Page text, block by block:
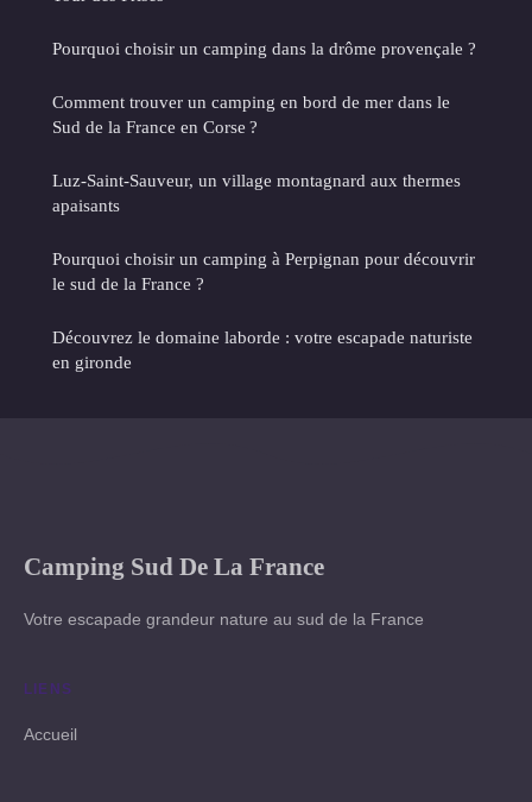
Pourquoi choisir un camping dans la drôme provençale ?
Comment trouver un camping en bord de mer dans le
Sud de la France en Corse ?
Luz-Saint-Sauveur, un village montagnard aux thermes
apaisants
Pourquoi choisir un camping à Perpignan pour découvrir
le sud de la France ?
Découvrez le domaine laborde : votre escapade naturiste
en gironde
Camping Sud De La France
Votre escapade grandeur nature au sud de la France
LIENS
Accueil